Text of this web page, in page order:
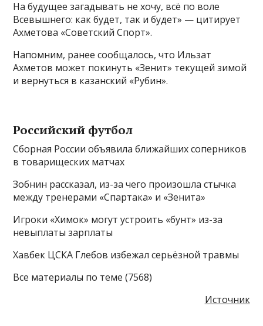
На будущее загадывать не хочу, всё по воле
Всевышнего: как будет, так и будет» — цитирует
Ахметова «Советский Спорт».
Напомним, ранее сообщалось, что Ильзат
Ахметов может покинуть «Зенит» текущей зимой
и вернуться в казанский «Рубин».
Российский футбол
Сборная России объявила ближайших соперников
в товарищеских матчах
Зобнин рассказал, из-за чего произошла стычка
между тренерами «Спартака» и «Зенита»
Игроки «Химок» могут устроить «бунт» из-за
невыплаты зарплаты
Хавбек ЦСКА Глебов избежал серьёзной травмы
Все материалы по теме (7568)
Источник